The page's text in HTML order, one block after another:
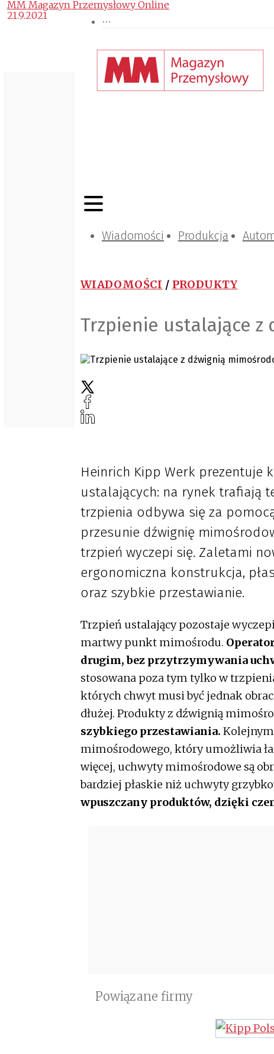
Wiadomości Produkcja
WIADOMOŚCI / PRODUKTY
Trzpienie ustalające z
MM Magazyn Przemysłowy Online
21.9.2021
Heinrich Kipp Werk
ustalających: na rynek trafiają
trzpienia odbywa się za
przesunie dźwignię
trzpień wyczepi się. Zaletami
ergonomiczna konstrukcja,
oraz szybkie przestawianie.
Trzpień ustalający pozostaje
martwy punkt mimośrodu.
drugim, bez przytrzymywania
stosowana poza tym tylko w
których chwyt musi być jednak
dłużej. Produkty z dźwignią
szybkiego przestawiania.
mimośrodowego, który umożliwia
więcej, uchwyty mimośrodowe są
bardziej płaskie niż uchwyty
wpuszczany produktów, dzięki
Powiązane firmy